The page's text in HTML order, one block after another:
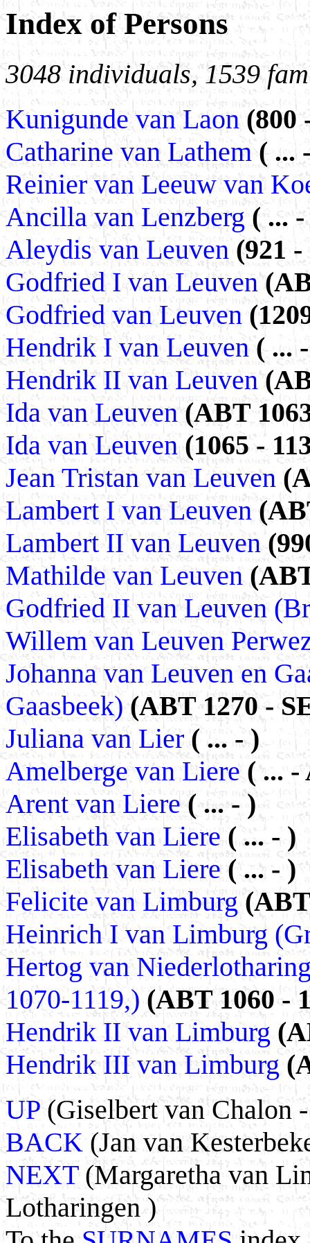
Index of Persons
3048 individuals, 1539
Kunigunde van Laon (800
Catharine van Lathem( ...
Reinier van Leeuw van
Ancilla van Lenzberg( ...
Aleydis van Leuven (921 -
Godfried I van Leuven
Godfried van Leuven
Hendrik I van Leuven( ...
Hendrik II van Leuven
Ida van Leuven(ABT
Ida van Leuven(1065 -
Jean Tristan van Leuven
Lambert I van Leuven
Lambert II van Leuven
Mathilde van Leuven
Godfried II van Leuven
Willem van Leuven
Johanna van Leuven en
Gaasbeek) (ABT 1270 -
Juliana van Lier( ... - )
Amelberge van Liere( ... -
Arent van Liere( ... - )
Elisabeth van Liere( ... - )
Elisabeth van Liere( ... - )
Felicite van Limburg
Heinrich I van Limburg
Hertog van
1070-1119,) (ABT 1060 -
Hendrik II van Limburg
Hendrik III van Limburg
UP(Giselbert van Chalon
BACK (Jan van
NEXT(Margaretha van
Lotharingen )